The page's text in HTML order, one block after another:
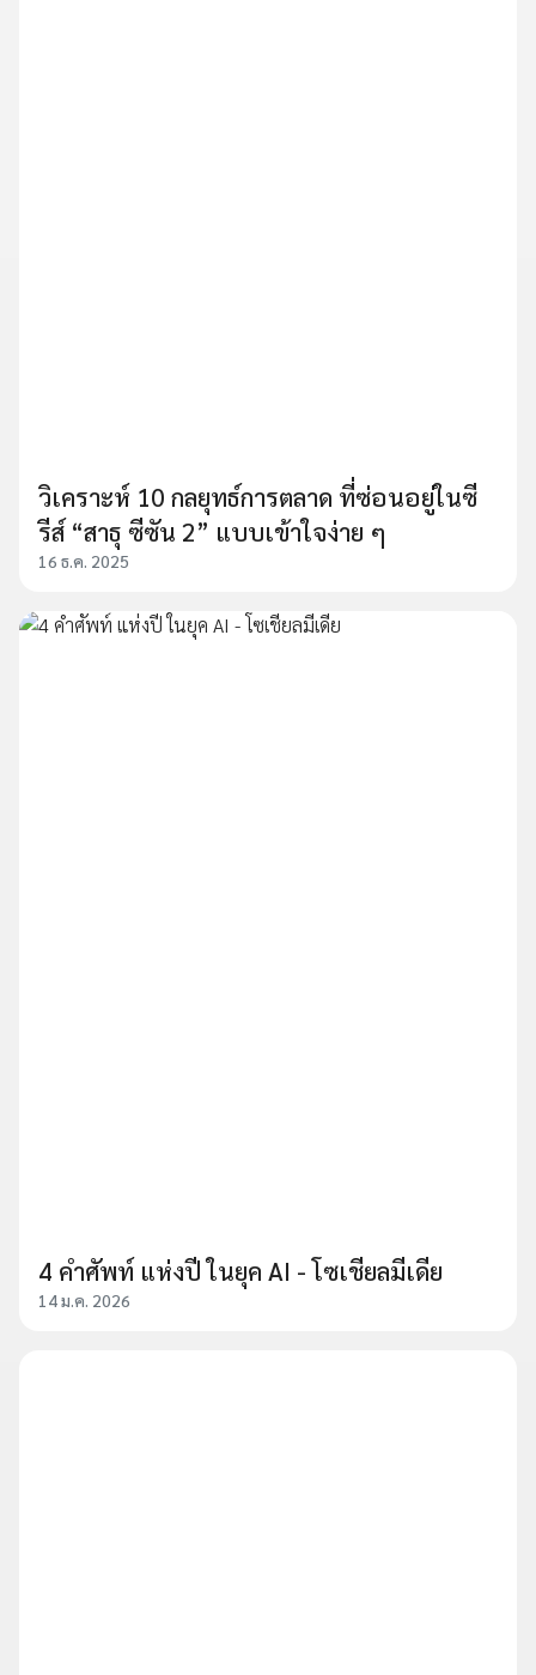
วิเคราะห์ 10 กลยุทธ์การตลาด ที่ซ่อนอยู่ในซี
รีส์ “สาธุ ซีซัน 2” แบบเข้าใจง่าย ๆ
16 ธ.ค. 2025
4 คำศัพท์ แห่งปี ในยุค AI - โซเชียลมีเดีย
14 ม.ค. 2026